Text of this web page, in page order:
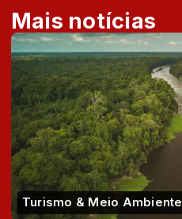
Mais notícias
Turismo & Meio Ambiente